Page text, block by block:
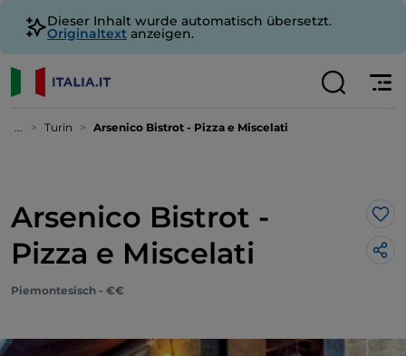
Dieser Inhalt wurde automatisch übersetzt.
Originaltext anzeigen.
... Turin Arsenico Bistrot - Pizza e Miscelati
Arsenico Bistrot -
Pizza e Miscelati
Piemontesisch - €€